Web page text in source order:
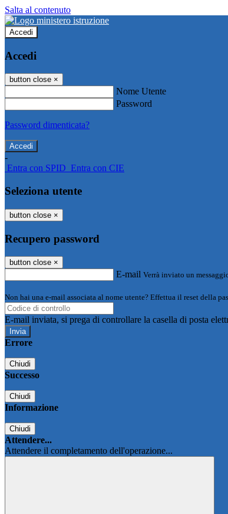
Salta al contenuto
Accedi
Accedi
button close ×
Nome Utente
Password
Password dimenticata?
-
Entra con SPID Entra con CIE
Seleziona utente
button close ×
Recupero password
button close ×
E-mail Verrà inviato un
Non hai una e-mail associata al nome utente? Effettua il reset della
E-mail inviata, si prega di controllare la casella di posta
Errore
Chiudi
Successo
Chiudi
Informazione
Chiudi
Attendere...
Attendere il completamento dell'operazione...